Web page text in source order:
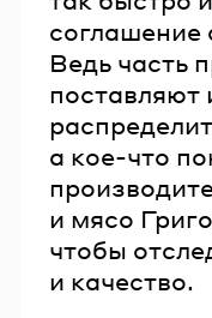
соглашение
Ведь часть
поставляют
а кое-что
и мясо
чтобы
и качество.